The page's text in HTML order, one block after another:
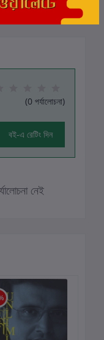
(0 পর্যালোচনা)
বই-এ রেটিং দিন
নেই